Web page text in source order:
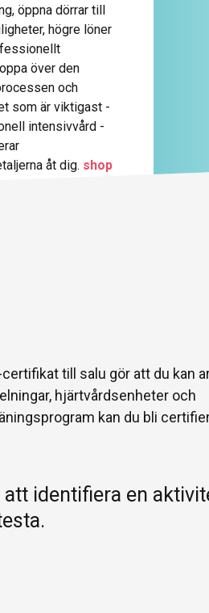
öppna dörrar till
högre löner
över den
och
som är viktigast -
intensivvård -
åt dig. shop
till salu gör att du kan
hjärtvårdsenheter och
kan du bli
identifiera en